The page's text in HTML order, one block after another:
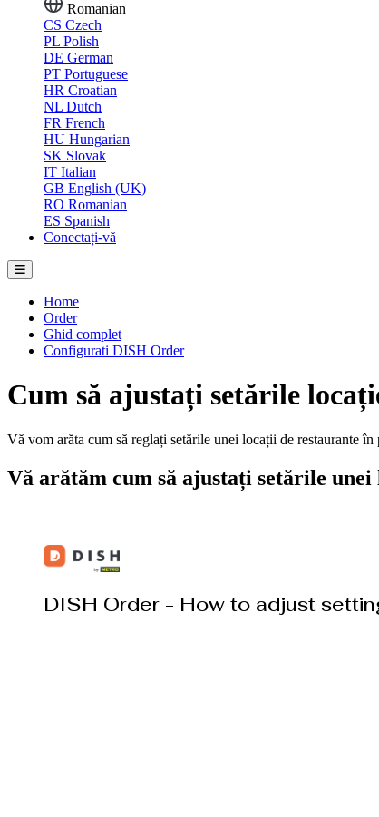
Romanian
CS Czech
PL Polish
DE German
PT Portuguese
HR Croatian
NL Dutch
FR French
HU Hungarian
SK Slovak
IT Italian
GB English (UK)
RO Romanian
ES Spanish
Conectați-vă
Home
Order
Ghid complet
Configurati DISH Order
Cum să ajustați setările
Vă vom arăta cum să reglați setările unei locații de restaurante în
Vă arătăm cum să ajustați setările